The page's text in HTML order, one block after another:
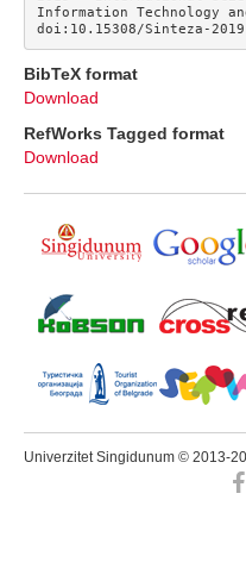
Information Technology
doi:10.15308/Sinteza-
BibTeX format
Download
RefWorks Tagged format
Download
Univerzitet Singidunum © 2013-